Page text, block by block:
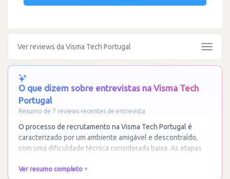
Ver reviews da Visma Tech Portugal
Toggle
O que dizem sobre entrevistas na Visma Tech
Portugal
Resumo de 7 reviews recentes de entrevista
O processo de recrutamento na Visma Tech Portugal é
caracterizado por um ambiente amigável e descontraído,
com uma dificuldade técnica considerada baixa. As etapas
Ver resumo completo